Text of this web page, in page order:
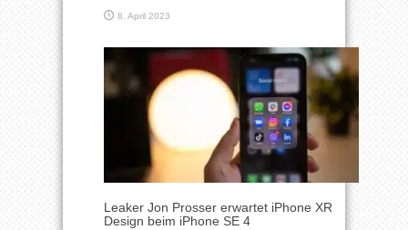
8. April 2023
Leaker Jon Prosser erwartet iPhone XR
Design beim iPhone SE 4